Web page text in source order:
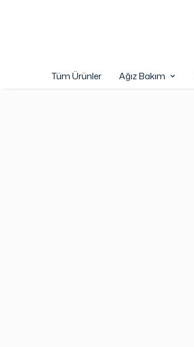
Tüm Ürünler Ağız Bakım